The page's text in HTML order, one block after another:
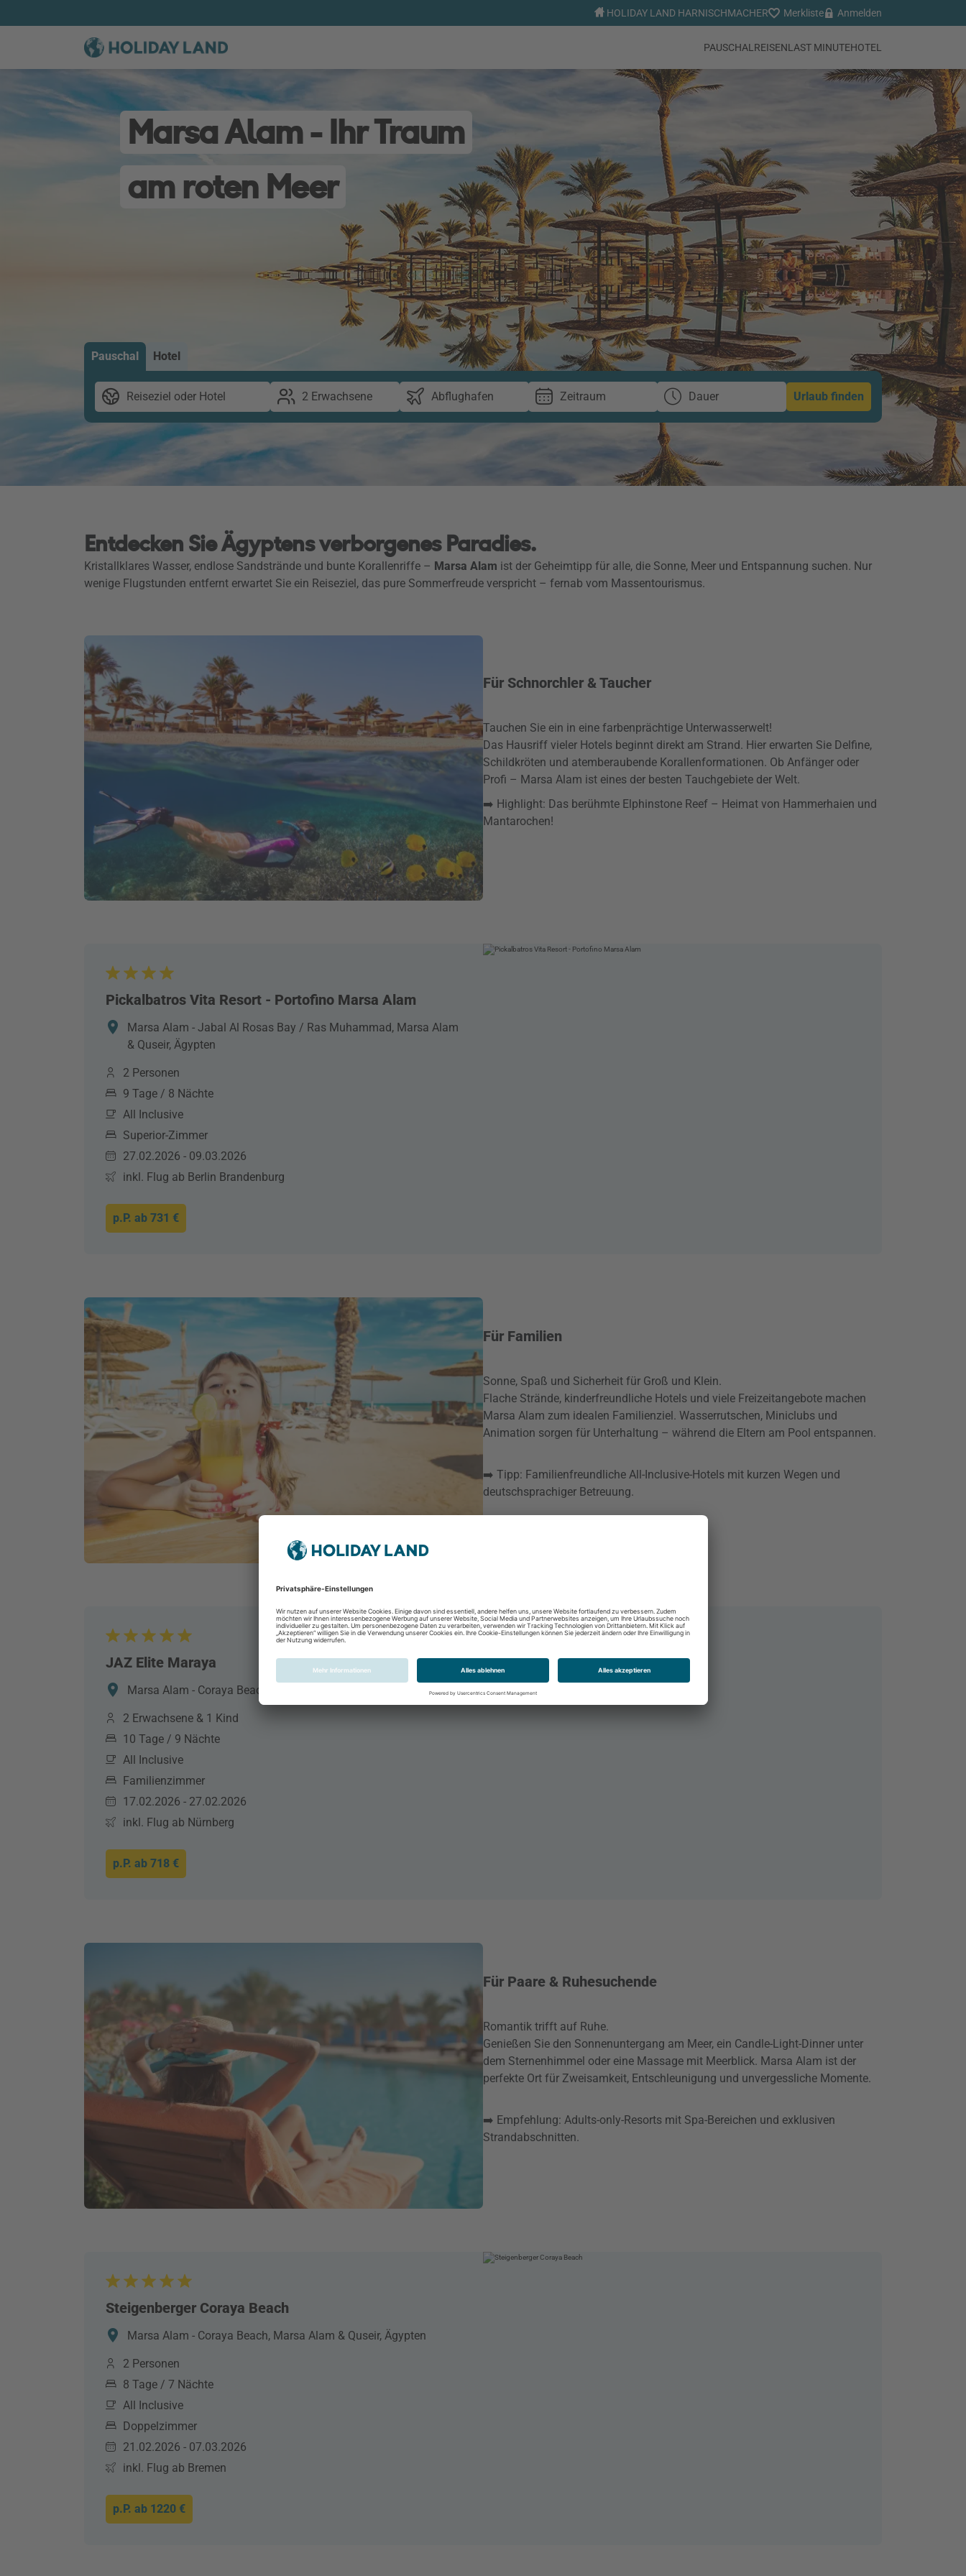
HOLIDAY LAND HARNISCHMACHER Merkliste Anmelden
PAUSCHALREISENLAST MINUTEHOTEL
Marsa Alam - Ihr Traum
am roten Meer
Pauschal Hotel
Reiseziel oder Hotel 2 Erwachsene Abflughafen Zeitraum Dauer Urlaub finden
Entdecken Sie Ägyptens verborgenes Paradies.
Kristallklares Wasser, endlose Sandstrände und bunte Korallenriffe – Marsa Alam ist der Geheimtipp für alle, die Sonne, Meer und Entspannung suchen. Nur
wenige Flugstunden entfernt erwartet Sie ein Reiseziel, das pure Sommerfreude verspricht – fernab vom Massentourismus.
Für Schnorchler & Taucher
Tauchen Sie ein in eine farbenprächtige Unterwasserwelt!
Das Hausriff vieler Hotels beginnt direkt am Strand. Hier erwarten Sie Delfine,
Schildkröten und atemberaubende Korallenformationen. Ob Anfänger oder
Profi – Marsa Alam ist eines der besten Tauchgebiete der Welt.
➡️ Highlight: Das berühmte Elphinstone Reef – Heimat von Hammerhaien und
Mantarochen!
Pickalbatros Vita Resort - Portofino Marsa Alam
Marsa Alam - Jabal Al Rosas Bay / Ras Muhammad, Marsa Alam
& Quseir, Ägypten
2 Personen
9 Tage / 8 Nächte
All Inclusive
Superior-Zimmer
27.02.2026 - 09.03.2026
inkl. Flug ab Berlin Brandenburg
p.P. ab 731 €
Für Familien
Sonne, Spaß und Sicherheit für Groß und Klein.
Flache Strände, kinderfreundliche Hotels und viele Freizeitangebote machen
Marsa Alam zum idealen Familienziel. Wasserrutschen, Miniclubs und
Animation sorgen für Unterhaltung – während die Eltern am Pool entspannen.
➡️ Tipp: Familienfreundliche All-Inclusive-Hotels mit kurzen Wegen und
deutschsprachiger Betreuung.
JAZ Elite Maraya
Marsa Alam - Coraya Beach, Marsa Alam & Quseir, Ägypten
2 Erwachsene & 1 Kind
10 Tage / 9 Nächte
All Inclusive
Familienzimmer
17.02.2026 - 27.02.2026
inkl. Flug ab Nürnberg
p.P. ab 718 €
Für Paare & Ruhesuchende
Romantik trifft auf Ruhe.
Genießen Sie den Sonnenuntergang am Meer, ein Candle-Light-Dinner unter
dem Sternenhimmel oder eine Massage mit Meerblick. Marsa Alam ist der
perfekte Ort für Zweisamkeit, Entschleunigung und unvergessliche Momente.
➡️ Empfehlung: Adults-only-Resorts mit Spa-Bereichen und exklusiven
Strandabschnitten.
Steigenberger Coraya Beach
Marsa Alam - Coraya Beach, Marsa Alam & Quseir, Ägypten
2 Personen
8 Tage / 7 Nächte
All Inclusive
Doppelzimmer
21.02.2026 - 07.03.2026
inkl. Flug ab Bremen
p.P. ab 1220 €